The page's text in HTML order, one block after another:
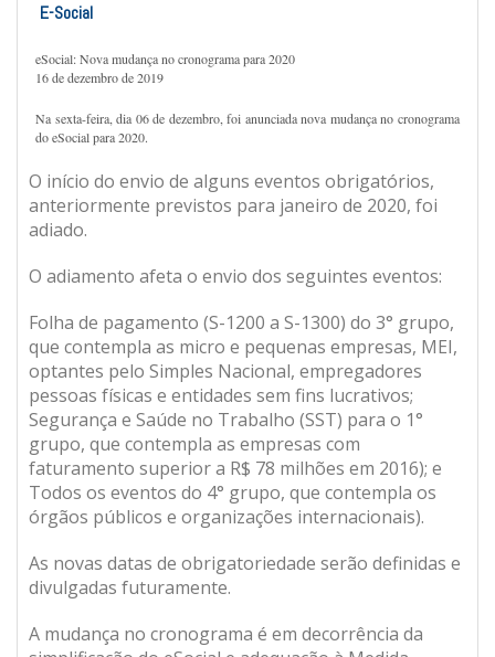
E-Social
eSocial: Nova mudança no cronograma para 2020
16 de dezembro de 2019
Na sexta-feira, dia 06 de dezembro, foi anunciada nova mudança no cronograma
do eSocial para 2020.
O início do envio de alguns eventos obrigatórios,
anteriormente previstos para janeiro de 2020, foi
adiado.
O adiamento afeta o envio dos seguintes eventos:
Folha de pagamento (S-1200 a S-1300) do 3° grupo,
que contempla as micro e pequenas empresas, MEI,
optantes pelo Simples Nacional, empregadores
pessoas físicas e entidades sem fins lucrativos;
Segurança e Saúde no Trabalho (SST) para o 1°
grupo, que contempla as empresas com
faturamento superior a R$ 78 milhões em 2016); e
Todos os eventos do 4° grupo, que contempla os
órgãos públicos e organizações internacionais).
As novas datas de obrigatoriedade serão definidas e
divulgadas futuramente.
A mudança no cronograma é em decorrência da